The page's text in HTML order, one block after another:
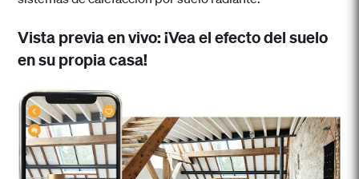
Vista previa en vivo: ¡Vea el efecto del suelo
en su propia casa!